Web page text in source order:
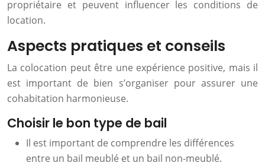
propriétaire et peuvent influencer les conditions de
location.
Aspects pratiques et conseils
La colocation peut être une expérience positive, mais il
est important de bien s’organiser pour assurer une
cohabitation harmonieuse.
Choisir le bon type de bail
Il est important de comprendre les différences
entre un bail meublé et un bail non-meublé.